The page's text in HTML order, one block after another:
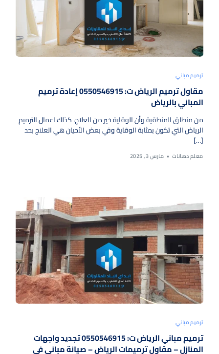
ترميم مباني
مقاول ترميم الرياض ت: 0550546915 إعادة ترميم
المباني بالرياض
من منطلق المنطقية وأن الوقاية خير من العلاج، كذلك اعمال الترميم
الرياض التي تكون بمثابة الوقاية وفي بعض الأحيان هي العلاج بحد
[…]
معلم دهانات مارس 3, 2025
ترميم مباني
ترميم مباني الرياض ت: 0550546915 تجديد واجهات
المنازل – مقاول ترميمات الرياض – صيانة مباني في